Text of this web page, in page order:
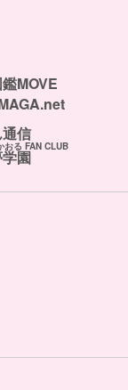
MOVE
信
おる FAN CLUB
園